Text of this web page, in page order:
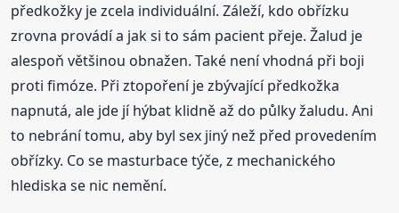
předkožky je zcela individuální. Záleží, kdo obřízku
zrovna provádí a jak si to sám pacient přeje. Žalud je
alespoň většinou obnažen. Také není vhodná při boji
proti fimóze. Při ztopoření je zbývající předkožka
napnutá, ale jde jí hýbat klidně až do půlky žaludu. Ani
to nebrání tomu, aby byl sex jiný než před provedením
obřízky. Co se masturbace týče, z mechanického
hlediska se nic nemění.